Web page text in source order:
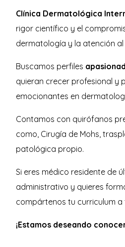
Clínica Dermatológica
rigor científico y el
dermatología y la atención
Buscamos perfiles
quieran crecer profesional y
emocionantes en
Contamos con quirófanos
como, Cirugía de Mohs,
patológica propio.
Si eres médico residente de
administrativo y quieres
compártenos tu curriculum
¡Estamos deseando